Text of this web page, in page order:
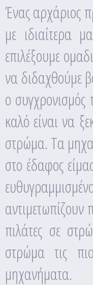
Ένας αρχάριος
με ιδιαίτερα
επιλέξουμε
να διδαχθούμε
ο
καλό είναι να
στρώμα. Τα
στο έδαφος
πιλάτες σε
στρώμα τις
μηχανήματα.